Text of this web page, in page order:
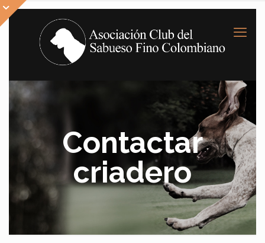
Contactar
criadero